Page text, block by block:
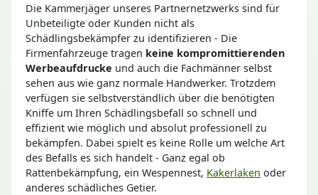
Die Kammerjäger unseres Partnernetzwerks sind für
Unbeteiligte oder Kunden nicht als
Schädlingsbekämpfer zu identifizieren - Die
Firmenfahrzeuge tragen keine kompromittierenden
Werbeaufdrucke und auch die Fachmänner selbst
sehen aus wie ganz normale Handwerker. Trotzdem
verfügen sie selbstverständlich über die benötigten
Kniffe um Ihren Schädlingsbefall so schnell und
effizient wie möglich und absolut professionell zu
bekämpfen. Dabei spielt es keine Rolle um welche Art
des Befalls es sich handelt - Ganz egal ob
Rattenbekämpfung, ein Wespennest, Kakerlaken oder
anderes schädliches Getier.